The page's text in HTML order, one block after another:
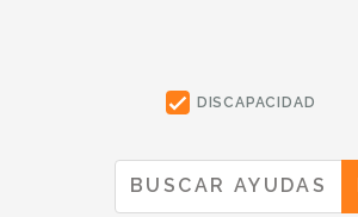
DISCAPACIDAD
BUSCAR AYUDAS